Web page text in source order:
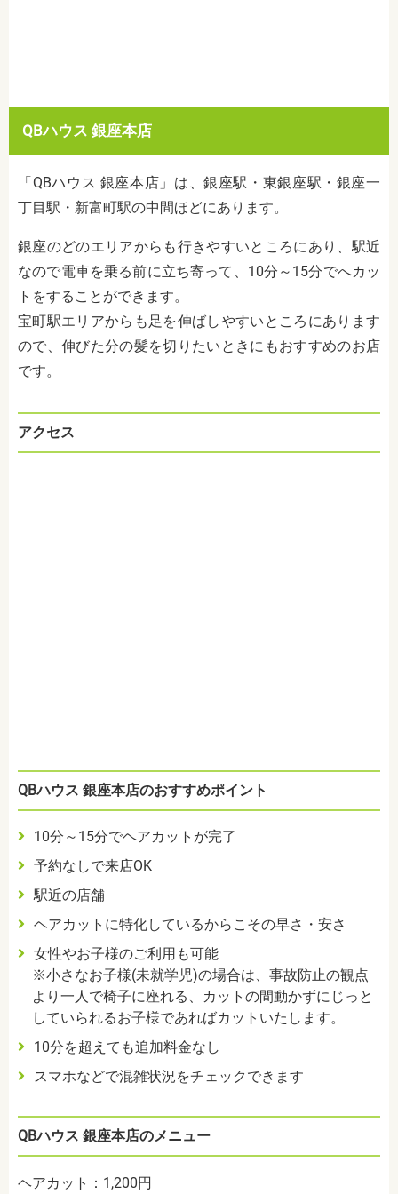
QBハウス 銀座本店
「QBハウス 銀座本店」は、銀座駅・東銀座駅・銀座一
丁目駅・新富町駅の中間ほどにあります。
銀座のどのエリアからも行きやすいところにあり、駅近
なので電車を乗る前に立ち寄って、10分～15分でへカッ
トをすることができます。
宝町駅エリアからも足を伸ばしやすいところにあります
ので、伸びた分の髪を切りたいときにもおすすめのお店
です。
アクセス
QBハウス 銀座本店のおすすめポイント
10分～15分でヘアカットが完了
予約なしで来店OK
駅近の店舗
ヘアカットに特化しているからこその早さ・安さ
女性やお子様のご利用も可能
※小さなお子様(未就学児)の場合は、事故防止の観点
より一人で椅子に座れる、カットの間動かずにじっと
していられるお子様であればカットいたします。
10分を超えても追加料金なし
スマホなどで混雑状況をチェックできます
QBハウス 銀座本店のメニュー
ヘアカット：1,200円